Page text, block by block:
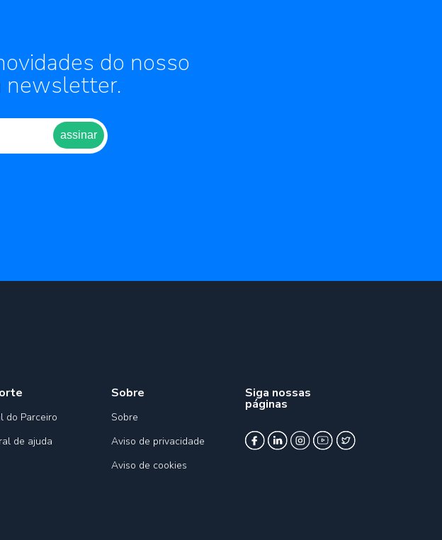
do nosso
newsletter.
do Parceiro
de ajuda
Sobre
Sobre
Aviso de privacidade
Aviso de cookies
Siga nossas
páginas